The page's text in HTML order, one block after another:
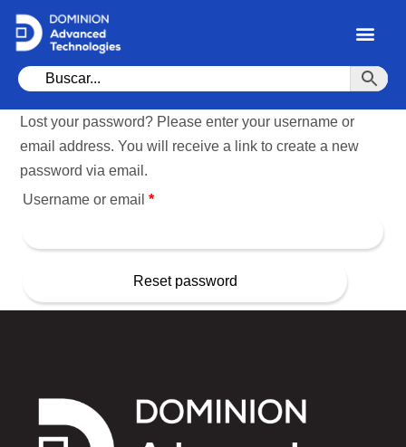
Lost your password? Please enter your username or
email address. You will receive a link to create a new
password via email.
Username or email*
Reset password